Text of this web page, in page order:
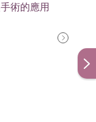
術的應用